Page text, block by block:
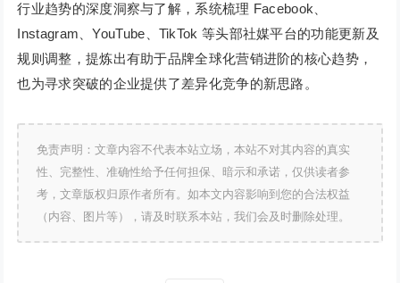
行业趋势的深度洞察与了解，系统梳理 Facebook、
Instagram、YouTube、TikTok 等头部社媒平台的功能更新及
规则调整，提炼出有助于品牌全球化营销进阶的核心趋势，
也为寻求突破的企业提供了差异化竞争的新思路。
免责声明：文章内容不代表本站立场，本站不对其内容的真实
性、完整性、准确性给予任何担保、暗示和承诺，仅供读者参
考，文章版权归原作者所有。如本文内容影响到您的合法权益
（内容、图片等），请及时联系本站，我们会及时删除处理。